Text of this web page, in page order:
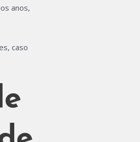
anos,
caso